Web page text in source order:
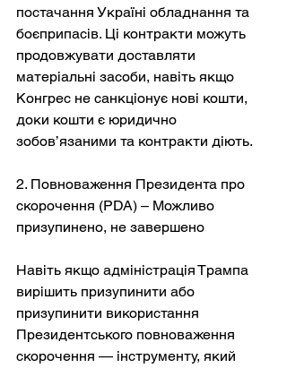
постачання Україні обладнання та
боєприпасів. Ці контракти можуть
продовжувати доставляти
матеріальні засоби, навіть якщо
Конгрес не санкціонує нові кошти,
доки кошти є юридично
зобов’язаними та контракти діють.
2. Повноваження Президента про
скорочення (PDA) – Можливо
призупинено, не завершено
Навіть якщо адміністрація Трампа
вирішить призупинити або
призупинити використання
Президентського повноваження
скорочення — інструменту, який